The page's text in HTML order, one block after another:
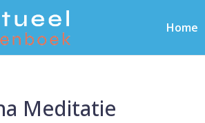
Home
Meditatie